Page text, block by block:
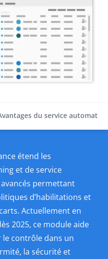
du service automation
étend les
et de service
permettant
d’habilitations et
Actuellement en
2025, ce module aide
contrôle dans un
la sécurité et